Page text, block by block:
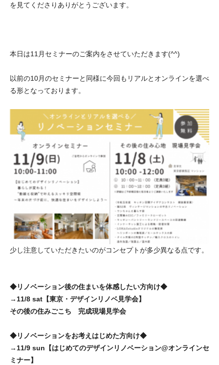
を見てくださりありがとうございます。
本日は11月セミナーのご案内をさせていただきます(^^)
以前の10月のセミナーと同様に今回もリアルとオンラインを選べ
る形となっております。
少し注意していただきたいのがコンセプトが多少異なる点です。
◆リノベーション後の住まいを体感したい方向け◆
→11/8 sat【東京・デザインリノベ見学会】
その後の住みごこち 完成現場見学会
◆リノベーションをお考えはじめた方向け◆
→11/9 sun【はじめてのデザインリノベーション@オンラインセ
ミナー】